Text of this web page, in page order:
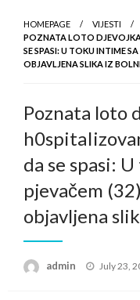
HOMEPAGE
VIJESTI
POZNATA LOTO
SE SPASI: U TOKU INTIME
OBJAVLJENA SLIKA IZ
Poznata loto
da se spasi:
pjevačem
objavljena
admin
Posted
July 23,